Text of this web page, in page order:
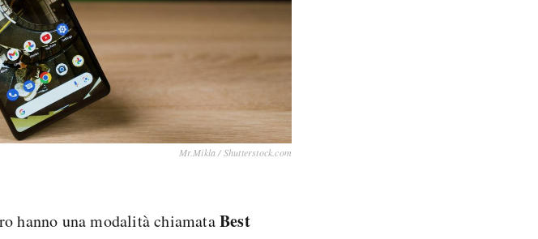
Mr.Mikla / Shutterstock.com
hanno una modalità chiamataBest